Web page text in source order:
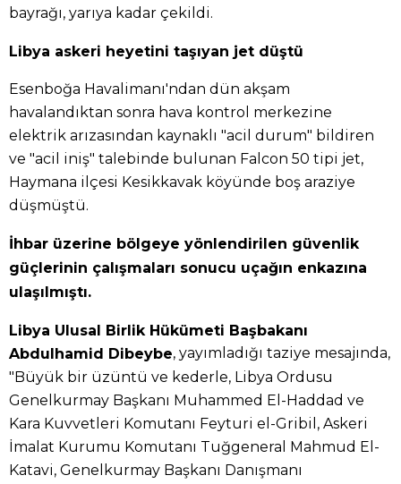
bayrağı, yarıya kadar çekildi.
Libya askeri heyetini taşıyan jet düştü
Esenboğa Havalimanı'ndan dün akşam
havalandıktan sonra hava kontrol merkezine
elektrik arızasından kaynaklı "acil durum" bildiren
ve "acil iniş" talebinde bulunan Falcon 50 tipi jet,
Haymana ilçesi Kesikkavak köyünde boş araziye
düşmüştü.
İhbar üzerine bölgeye yönlendirilen güvenlik
güçlerinin çalışmaları sonucu uçağın enkazına
ulaşılmıştı.
Libya Ulusal Birlik Hükümeti Başbakanı
Abdulhamid Dibeybe, yayımladığı taziye mesajında,
"Büyük bir üzüntü ve kederle, Libya Ordusu
Genelkurmay Başkanı Muhammed El-Haddad ve
Kara Kuvvetleri Komutanı Feyturi el-Gribil, Askeri
İmalat Kurumu Komutanı Tuğgeneral Mahmud El-
Katavi, Genelkurmay Başkanı Danışmanı